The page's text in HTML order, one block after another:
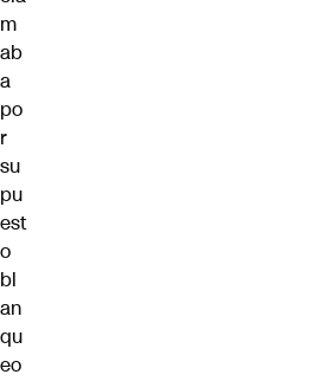
m
ab
a
po
r
su
pu
est
o
bl
an
qu
eo